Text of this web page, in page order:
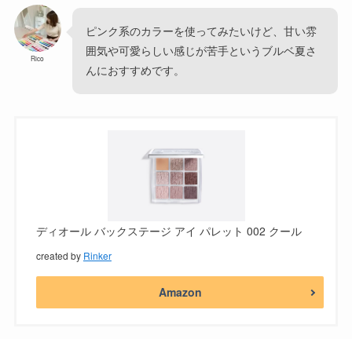
Rico
ピンク系のカラーを使ってみたいけど、甘い雰
囲気や可愛らしい感じが苦手というブルベ夏さ
んにおすすめです。
ディオール バックステージ アイ パレット 002 クール
created by Rinker
Amazon